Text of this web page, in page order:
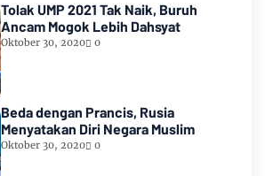
Tolak UMP 2021 Tak Naik, Buruh
Ancam Mogok Lebih Dahsyat
Oktober 30, 2020 0
Beda dengan Prancis, Rusia
Menyatakan Diri Negara Muslim
Oktober 30, 2020 0